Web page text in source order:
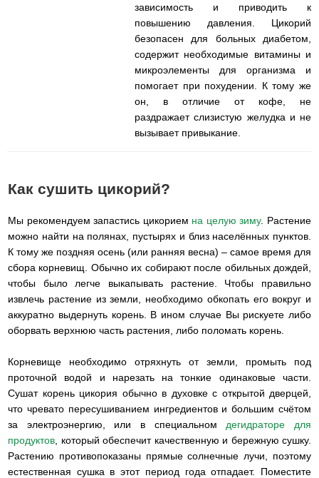
зависимость и приводить к
повышению давления. Цикорий
безопасен для больных диабетом,
содержит необходимые витамины и
микроэлементы для организма и
помогает при похудении. К тому же
он, в отличие от кофе, не
раздражает слизистую желудка и не
вызывает привыкание.
Как сушить цикорий?
Мы рекомендуем запастись цикорием на целую зиму. Растение
можно найти на полянах, пустырях и близ населённых пунктов.
К тому же поздняя осень (или ранняя весна) – самое время для
сбора корневищ. Обычно их собирают после обильных дождей,
чтобы было легче выкапывать растение. Чтобы правильно
извлечь растение из земли, необходимо обкопать его вокруг и
аккуратно выдернуть корень. В ином случае Вы рискуете либо
оборвать верхнюю часть растения, либо поломать корень.
Корневище необходимо отряхнуть от земли, промыть под
проточной водой и нарезать на тонкие одинаковые части.
Сушат корень цикория обычно в духовке с открытой дверцей,
что чревато пересушиванием ингредиентов и большим счётом
за электроэнергию, или в специальном дегидраторе для
продуктов , который обеспечит качественную и бережную сушку.
Растению противопоказаны прямые солнечные лучи, поэтому
естественная сушка в этот период года отпадает. Поместите